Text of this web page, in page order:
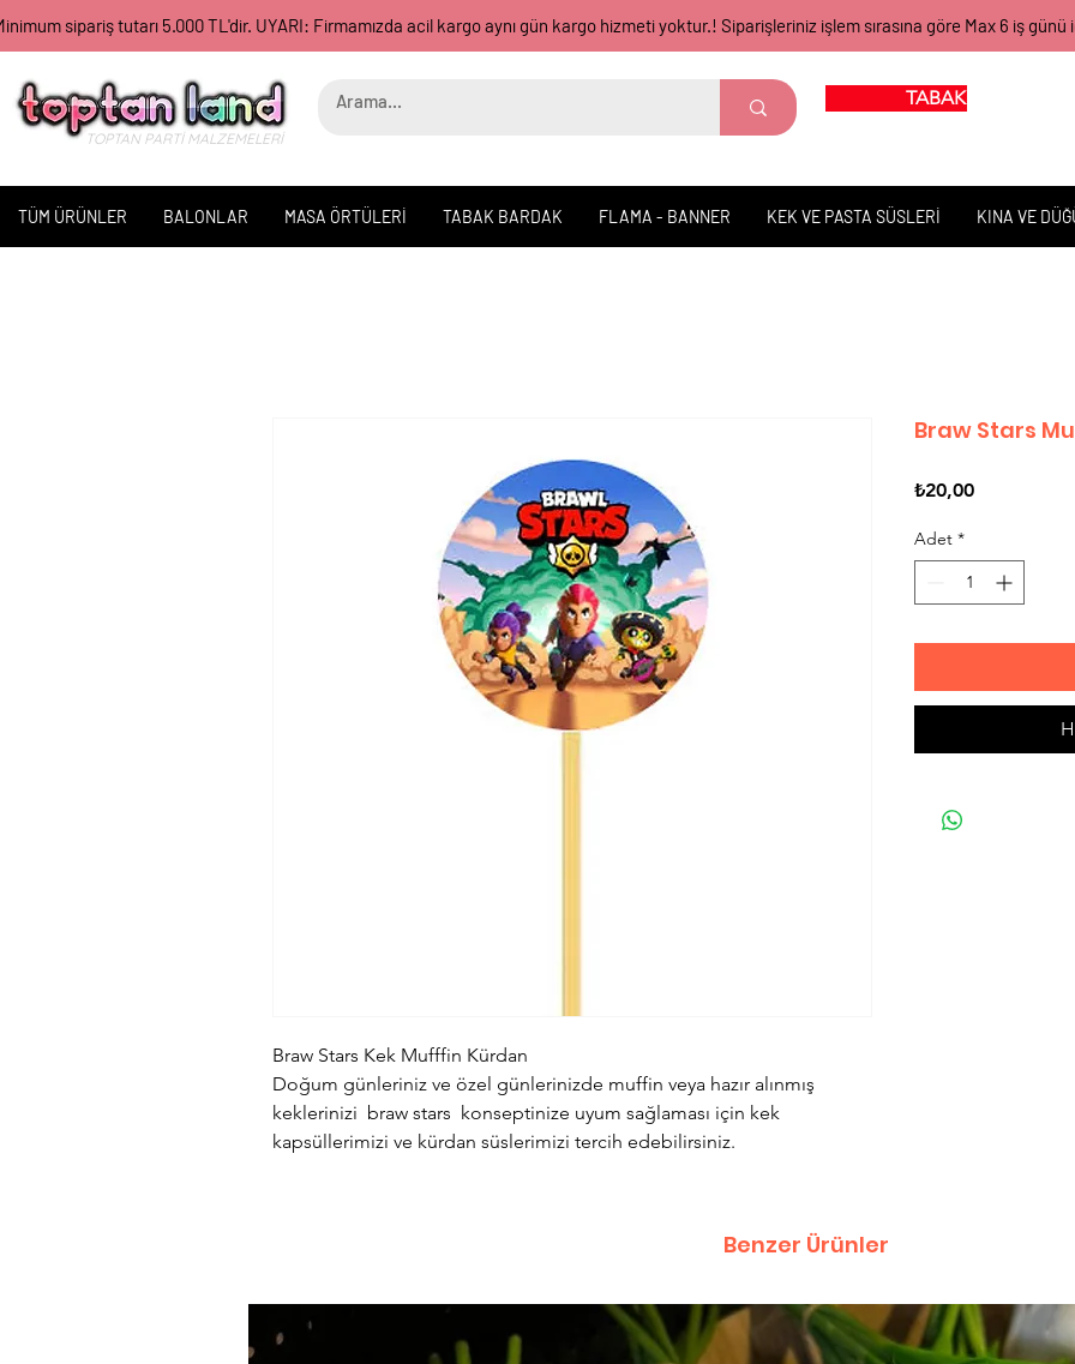
sipariş tutarı 5.000 TL'dir. UYARI: Firmamızda acil kargo aynı gün kargo hizmeti yoktur.! Siparişleriniz işlem sırasına göre Max 6 iş
TOPTAN PARTİ MALZEMELERİ
TABAK BARDAK
TÜM ÜRÜNLER BALONLAR MASA ÖRTÜLERİ TABAK BARDAK FLAMA - BANNER KEK VE PASTA SÜSLERİ KINA VE
Braw Stars Kek Mufffin Kürdan
Doğum günleriniz ve özel günlerinizde muffin veya hazır alınmış
keklerinizi braw stars konseptinize uyum sağlaması için kek
kapsüllerimizi ve kürdan süslerimizi tercih edebilirsiniz.
Braw Stars
₺20,00Fiyat
Adet *
Benzer Ürünler